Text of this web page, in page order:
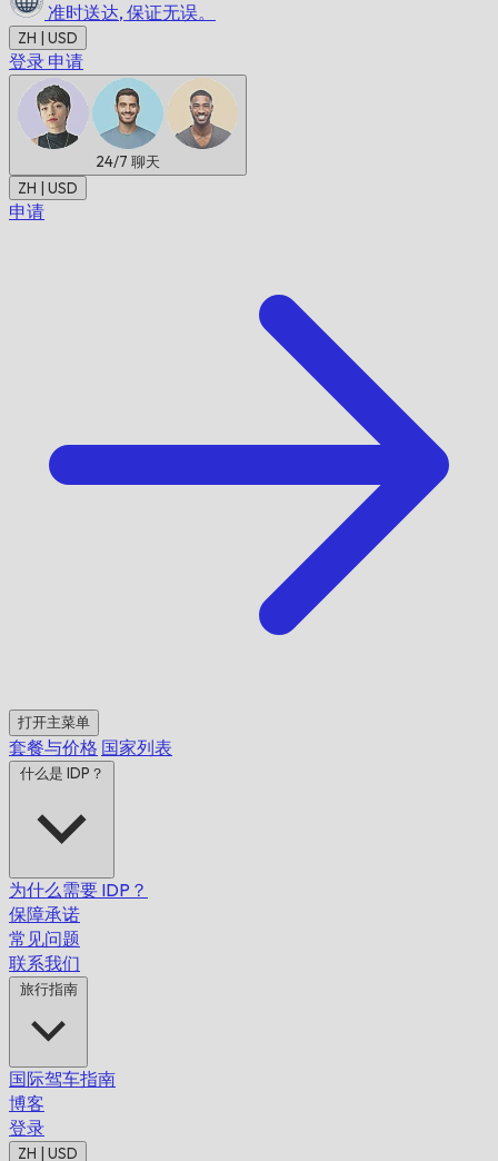
准时送达, 保证无误。
ZH | USD
登录 申请
24/7 聊天
ZH | USD
申请
打开主菜单
套餐与价格 国家列表
什么是 IDP？
为什么需要 IDP？
保障承诺
常见问题
联系我们
旅行指南
国际驾车指南
博客
登录
ZH | USD